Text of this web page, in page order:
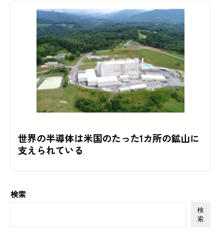
世界の半導体は米国のたった1カ所の鉱山に
支えられている
検索
検
索